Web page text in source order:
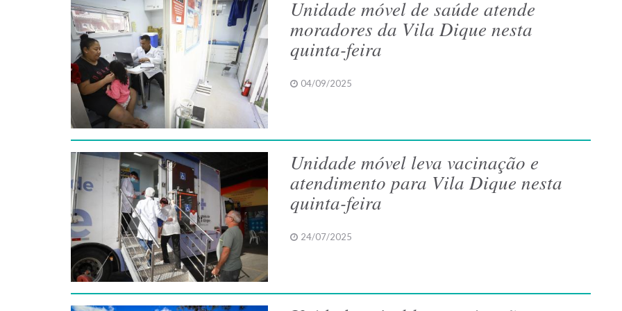
Unidade móvel de saúde atende
moradores da Vila Dique nesta
quinta-feira
04/09/2025
Unidade móvel leva vacinação e
atendimento para Vila Dique nesta
quinta-feira
24/07/2025